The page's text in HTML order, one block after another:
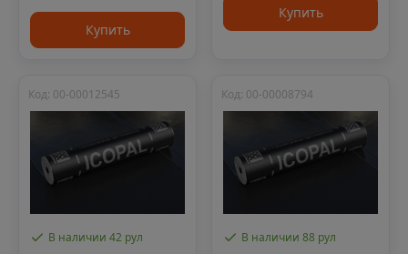
Купить
Купить
В наличии 42 рул
Код: 00-00012545
В наличии 88 рул
Код: 00-00008794